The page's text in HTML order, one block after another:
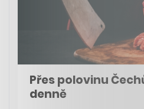
Přes polovinu
denně